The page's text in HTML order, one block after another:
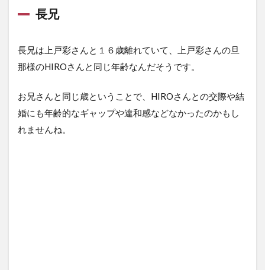
長兄
長兄は上戸彩さんと１６歳離れていて、上戸彩さんの旦
那様のHIROさんと同じ年齢なんだそうです。
お兄さんと同じ歳ということで、HIROさんとの交際や結
婚にも年齢的なギャップや違和感などなかったのかもし
れませんね。